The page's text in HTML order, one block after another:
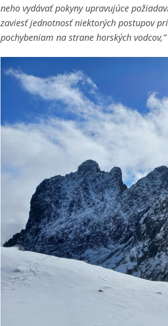
neho vydávať pokyny upravujúce
zaviesť jednotnosť niektorých postupov
pochybeniam na strane horských vodcov,“